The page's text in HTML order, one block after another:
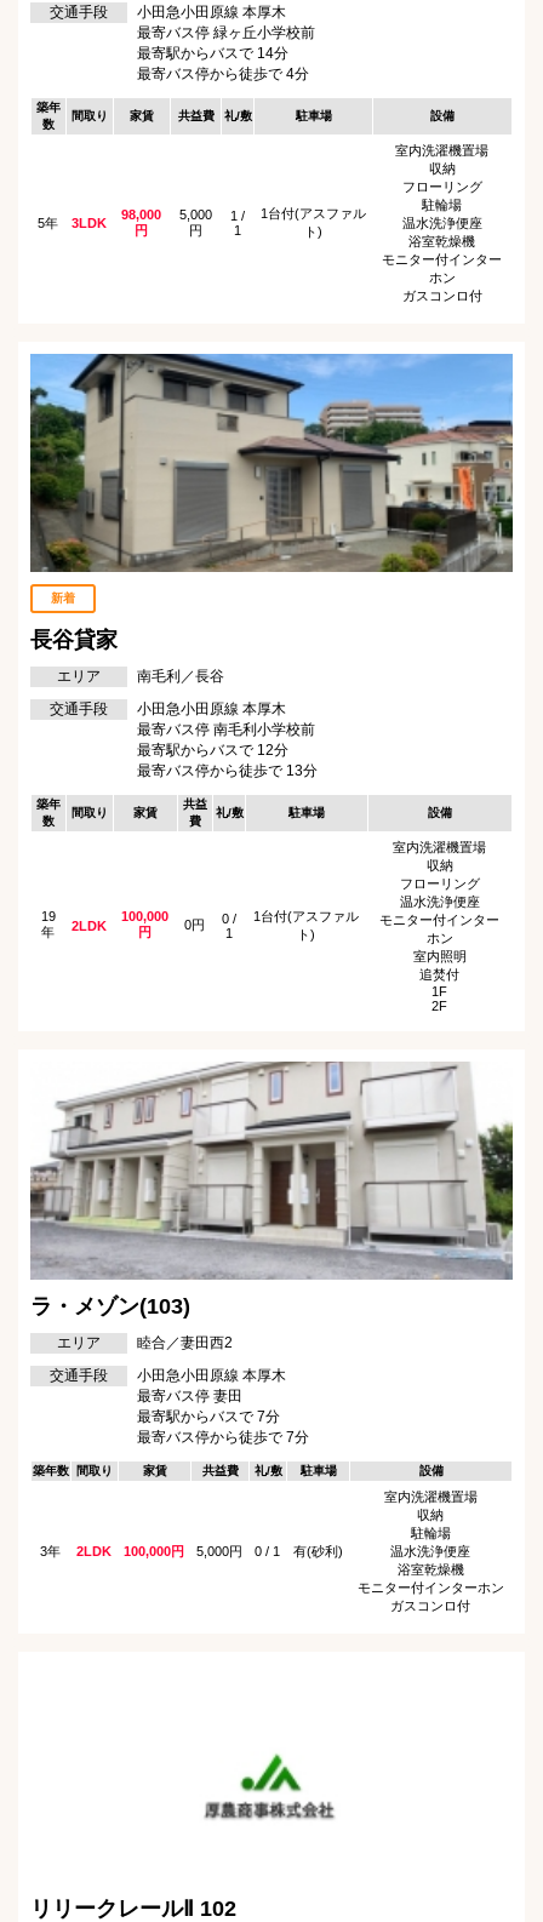
交通手段
小田急小田原線 本厚木
最寄バス停 緑ヶ丘小学校前
最寄駅からバスで 14分
最寄バス停から徒歩で 4分
築年
数
間取り 家賃 共益費 礼/敷 駐車場 設備
5年 3LDK
98,000
円
5,000
円
1 /
1
1台付(アスファル
ト)
室内洗濯機置場
収納
フローリング
駐輪場
温水洗浄便座
浴室乾燥機
モニター付インター
ホン
ガスコンロ付
新着
長谷貸家
エリア
南毛利／長谷
交通手段
小田急小田原線 本厚木
最寄バス停 南毛利小学校前
最寄駅からバスで 12分
最寄バス停から徒歩で 13分
築年
数
間取り 家賃
共益
費
礼/敷 駐車場 設備
19
年
2LDK
100,000
円
0円
0 /
1
1台付(アスファル
ト)
室内洗濯機置場
収納
フローリング
温水洗浄便座
モニター付インター
ホン
室内照明
追焚付
1F
2F
ラ・メゾン(103)
エリア
睦合／妻田西2
交通手段
小田急小田原線 本厚木
最寄バス停 妻田
最寄駅からバスで 7分
最寄バス停から徒歩で 7分
築年数 間取り 家賃 共益費 礼/敷 駐車場 設備
3年 2LDK 100,000円 5,000円 0 / 1 有(砂利)
室内洗濯機置場
収納
駐輪場
温水洗浄便座
浴室乾燥機
モニター付インターホン
ガスコンロ付
リリークレールⅡ 102